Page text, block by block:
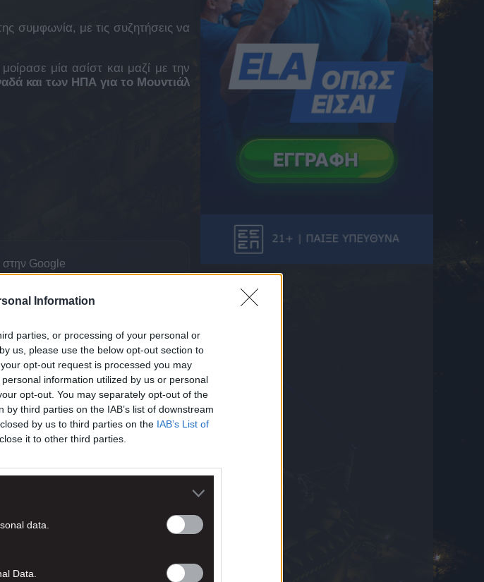
Information
parties, or processing of your personal or
us, please use the below opt-out section to
opt-out request is processed you may
information utilized by us or personal
opt-out. You may separately opt-out of the
third parties on the IAB’s list of downstream
by us to third parties on the IAB’s List of
it to other third parties.
data.
Data.
συμφωνία, με τις συζητήσεις να
μία ασίστ και μαζί με την
και των ΗΠΑ για το Μουντιάλ
στην Google
killer!»
5 Αυγούστου 2026 23:10
Παναθηναϊκός – ΤΣΣΚΑ 1948: Ο Τσάπρας
δέχθηκε κίτρινη και χάνει τη ρεβάνς στη
Σόφια
5 Αυγούστου 2026 23:02
Παναθηναϊκός – ΤΣΣΚΑ 1948: Σέντρα
Αντίνο, κεφαλιά Γιάγκουσιτς για το 1-0
5 Αυγούστου 2026 22:45
Παναθηναϊκός – ΤΣΣΚΑ 1948: Με γύψο στο
Φωτιά στον Βόλο – Πάνω από το αρχαίο
5 Αυγούστου 2026 22:43
Σύμη: Νεκρός ο αγνοούμενος τουρίστας από
5 Αυγούστου 2026 22:30
5 Αυγούστου 2026 22:15
κατέθεσαν οι διασωθέντες